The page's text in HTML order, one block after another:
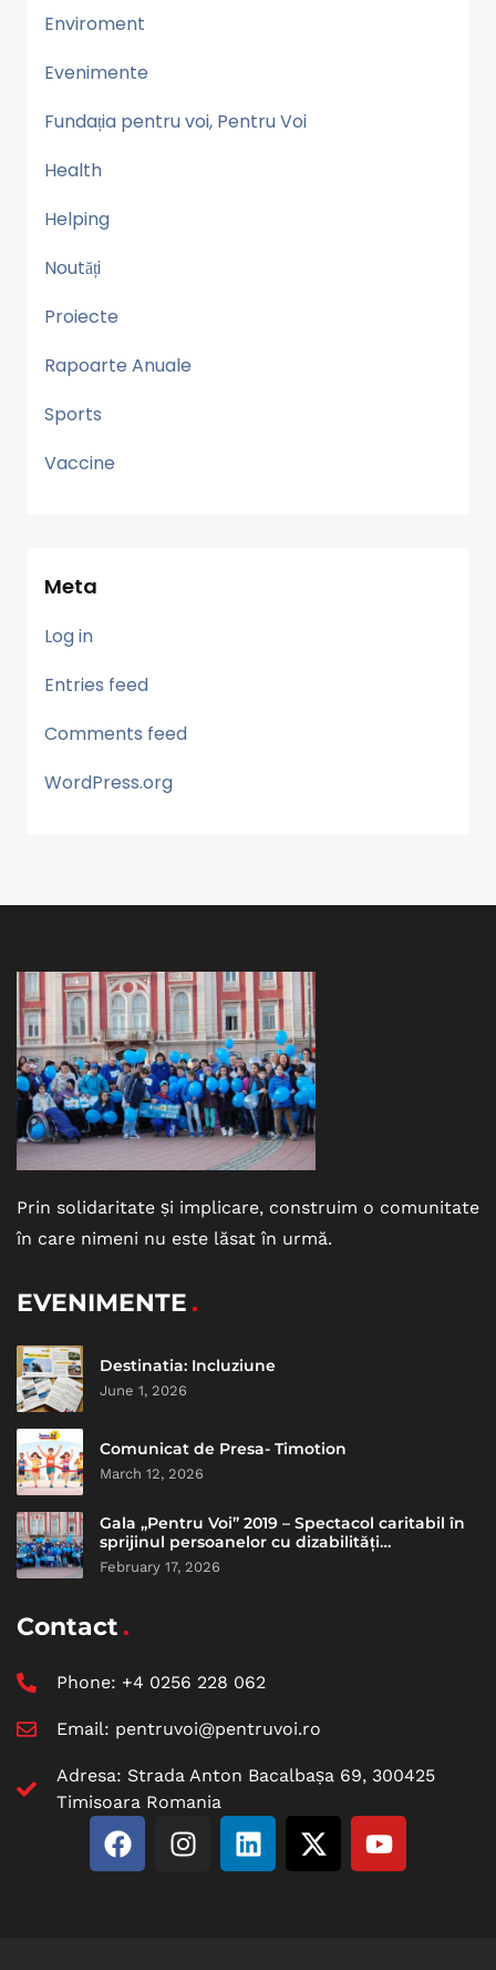
Enviroment
Evenimente
Fundația pentru voi, Pentru Voi
Health
Helping
Noutăți
Proiecte
Rapoarte Anuale
Sports
Vaccine
Meta
Log in
Entries feed
Comments feed
WordPress.org
Prin solidaritate și implicare, construim o comunitate
în care nimeni nu este lăsat în urmă.
EVENIMENTE
Destinatia: Incluziune
June 1, 2026
Comunicat de Presa- Timotion
March 12, 2026
Gala „Pentru Voi” 2019 – Spectacol caritabil în
sprijinul persoanelor cu dizabilități
intelectuale
February 17, 2026
Contact
Phone: +4 0256 228 062
Email: pentruvoi@pentruvoi.ro
Adresa: Strada Anton Bacalbașa 69, 300425
Timisoara Romania